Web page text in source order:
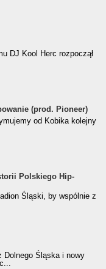
Roku
DJ Kool Herc rozpoczął
(prod. Pioneer)
(prod. Pioneer)
od Kobika kolejny
Hip-
Polskiego Hip-
Śląski, by wspólnie z
Dolnego Śląska i nowy